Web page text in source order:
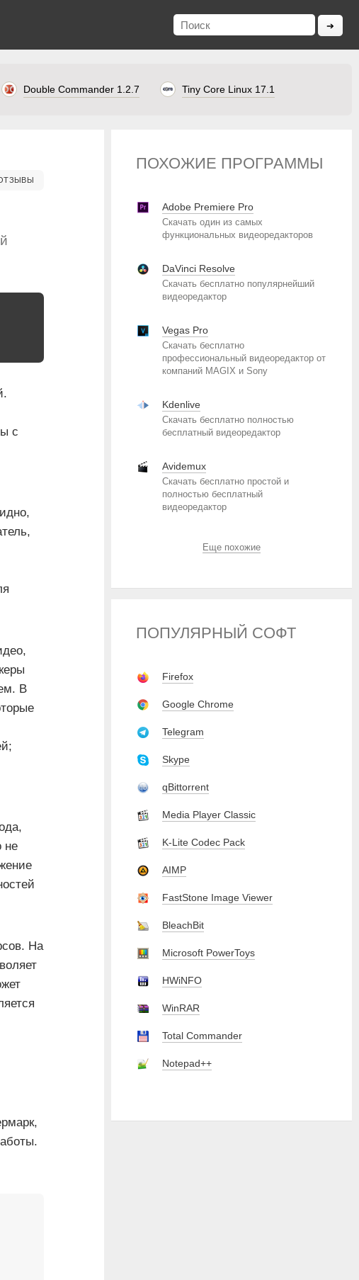
Double Commander 1.2.7 Tiny Core Linux 17.1
с
В
не
На
ПОХОЖИЕ ПРОГРАММЫ
Adobe Premiere Pro
Скачать один из самых
функциональных видеоредакторов
DaVinci Resolve
Скачать бесплатно популярнейший
видеоредактор
Vegas Pro
Скачать бесплатно
профессиональный видеоредактор от
компаний MAGIX и Sony
Kdenlive
Скачать бесплатно полностью
бесплатный видеоредактор
Avidemux
Скачать бесплатно простой и
полностью бесплатный
видеоредактор
Еще похожие
ПОПУЛЯРНЫЙ СОФТ
Firefox
Google Chrome
Telegram
Skype
qBittorrent
Media Player Classic
K-Lite Codec Pack
AIMP
FastStone Image Viewer
BleachBit
Microsoft PowerToys
HWiNFO
WinRAR
Total Commander
Notepad++